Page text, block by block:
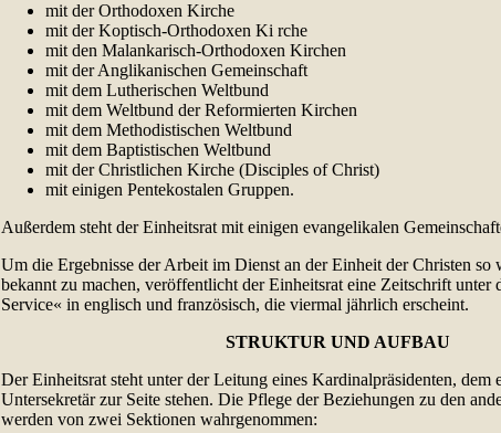
mit der Orthodoxen Kirche
mit der Koptisch-Orthodoxen Ki rche
mit den Malankarisch-Orthodoxen Kirchen
mit der Anglikanischen Gemeinschaft
mit dem Lutherischen Weltbund
mit dem Weltbund der Reformierten Kirchen
mit dem Methodistischen Weltbund
mit dem Baptistischen Weltbund
mit der Christlichen Kirche (Disciples of Christ)
mit einigen Pentekostalen Gruppen.
Außerdem steht der Einheitsrat mit einigen evangelikalen
Um die Ergebnisse der Arbeit im Dienst an der Einheit der Christen so
bekannt zu machen, veröffentlicht der Einheitsrat eine Zeitschrift unter
Service« in englisch und französisch, die viermal jährlich erscheint.
STRUKTUR UND AUFBAU
Der Einheitsrat steht unter der Leitung eines Kardinalpräsidenten, dem
Untersekretär zur Seite stehen. Die Pflege der Beziehungen zu den
werden von zwei Sektionen wahrgenommen: